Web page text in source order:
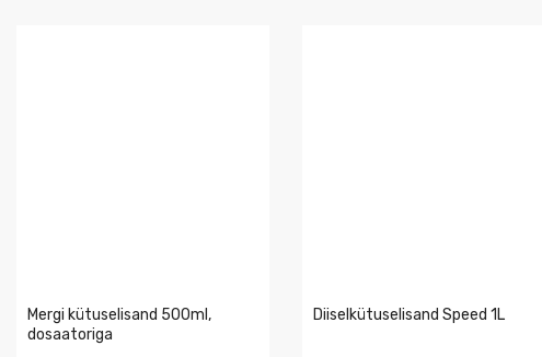
Mergi kütuselisand 500ml,
dosaatoriga
Diiselkütuselisand Speed 1L